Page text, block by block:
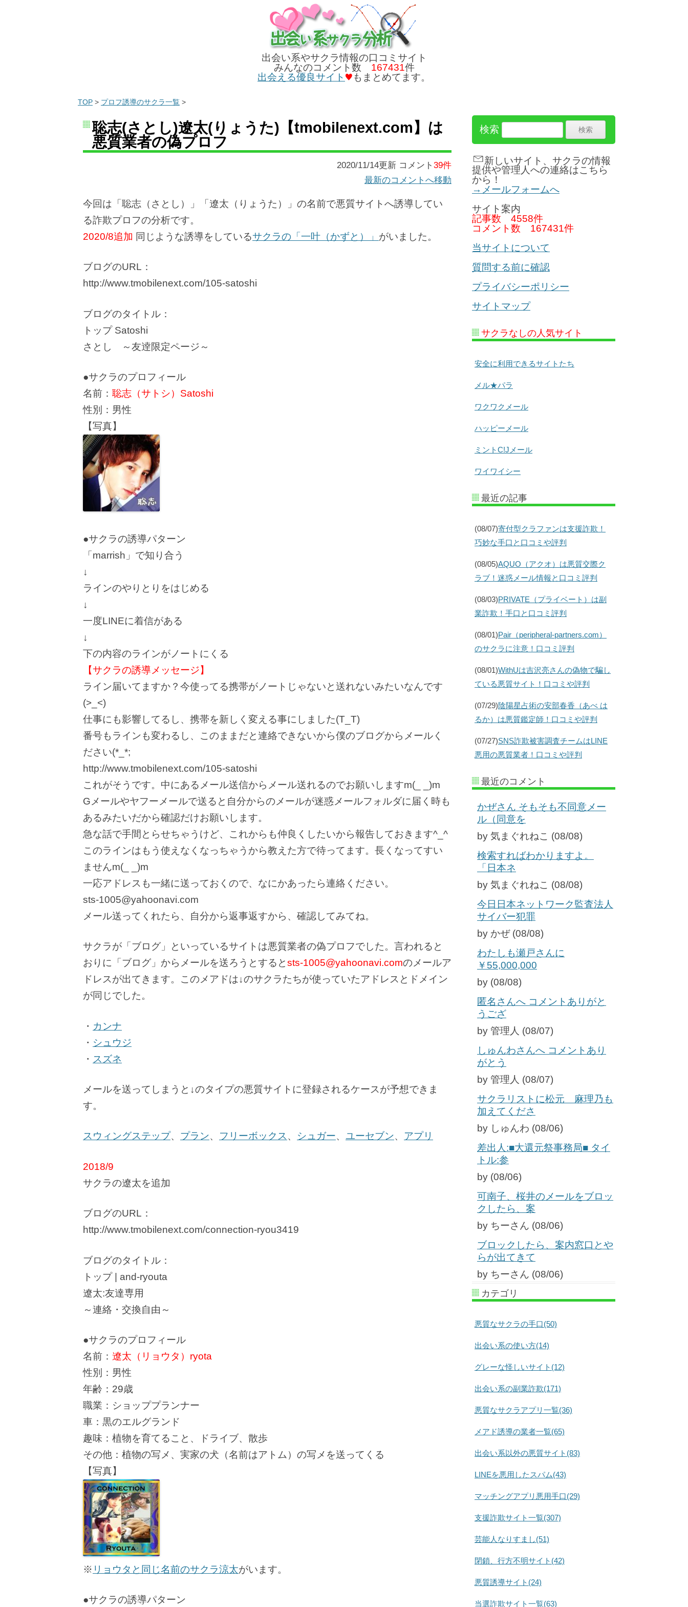
出会い系やサクラ情報の口コミサイト
みんなのコメント数 167431件
出会える優良サイト
もまとめてます。
TOP > プロフ誘導のサクラ一覧 >
聡志(さとし)遼太(りょうた)【tmobilenext.com】は
悪質業者の偽プロフ
2020/11/14更新 コメント 39件
最新のコメントへ移動
今回は「聡志（さとし）」「遼太（りょうた）」の名前で悪質サイトへ誘導してい
る詐欺プロフの分析です。
2020/8追加 同じような誘導をしているサクラの「一叶（かずと）」 がいました。
ブログのURL：
http://www.tmobilenext.com/105-satoshi
ブログのタイトル：
トップ Satoshi
さとし ～友逹限定ページ～
●サクラのプロフィール
名前： 聡志（サトシ）Satoshi
性別：男性
【写真】
●サクラの誘導パターン
「marrish」で知り合う
↓
ラインのやりとりをはじめる
↓
一度LINEに着信がある
↓
下の内容のラインがノートにくる
【サクラの誘導メッセージ】
ライン届いてますか？今使ってる携帯がノートじゃないと送れないみたいなんです
(>_<)
仕事にも影響してるし、携帯を新しく変える事にしました(T_T)
番号もラインも変わるし、このままだと連絡できないから僕のブログからメールく
ださい(*_*;
http://www.tmobilenext.com/105-satoshi
これがそうです。中にあるメール送信からメール送れるのでお願いしますm(_ _)m
Gメールやヤフーメールで送ると自分からのメールが迷惑メールフォルダに届く時も
あるみたいだから確認だけお願いします。
急な話で手間とらせちゃうけど、これからも仲良くしたいから報告しておきます^_^
このラインはもう使えなくなっちゃうから教えた方で待ってます。長くなってすい
ませんm(_ _)m
一応アドレスも一緒に送っておくので、なにかあったら連絡ください。
sts-1005@yahoonavi.com
メール送ってくれたら、自分から返事返すから、確認してみてね。
サクラが「ブログ」といっているサイトは悪質業者の偽プロフでした。言われると
おりに「ブログ」からメールを送ろうとするとsts-1005@yahoonavi.comのメールア
ドレスが出てきます。このメアドは↓のサクラたちが使っていたアドレスとドメイン
が同じでした。
・ カンナ
・ シュウジ
・ スズネ
メールを送ってしまうと↓のタイプの悪質サイトに登録されるケースが予想できま
す。
スウィングステップ、 プラン、 フリーボックス、 シュガー、 ユーセブン、 アプリ
2018/9
サクラの遼太を追加
ブログのURL：
http://www.tmobilenext.com/connection-ryou3419
ブログのタイトル：
トップ | and-ryouta
遼太:友達専用
～連絡・交換自由～
●サクラのプロフィール
名前： 遼太（リョウタ）ryota
性別：男性
年齢：29歳
職業：ショッププランナー
車：黒のエルグランド
趣味：植物を育てること、ドライブ、散歩
その他：植物の写メ、実家の犬（名前はアトム）の写メを送ってくる
【写真】
※ リョウタと同じ名前のサクラ涼太がいます。
●サクラの誘導パターン
検索
新しいサイト、サクラの情報
提供や管理人への連絡はこちら
から！
→メールフォームへ
サイト案内
記事数 4558件
コメント数 167431件
当サイトについて
質問する前に確認
プライバシーポリシー
サイトマップ
サクラなしの人気サイト
安全に利用できるサイトたち
メル★パラ
ワクワクメール
ハッピーメール
ミントC!Jメール
ワイワイシー
最近の記事
(08/07)寄付型クラファンは支援詐欺！
巧妙な手口と口コミや評判
(08/05)AQUO（アクオ）は悪質交際ク
ラブ！迷惑メール情報と口コミ評判
(08/03)PRIVATE（プライベート）は副
業詐欺！手口と口コミ評判
(08/01)Pair（peripheral-partners.com）
のサクラに注意！口コミ評判
(08/01)WithUは吉沢亮さんの偽物で騙し
ている悪質サイト！口コミや評判
(07/29)陰陽星占術の安部春香（あべ は
るか）は悪質鑑定師！口コミや評判
(07/27)SNS詐欺被害調査チームはLINE
悪用の悪質業者！口コミや評判
最近のコメント
かぜさん そもそも不同意メー
ル（同意を
by 気まぐれねこ (08/08)
検索すればわかりますよ。
「日本ネ
by 気まぐれねこ (08/08)
今日日本ネットワーク監査法人
サイバー犯罪
by かぜ (08/08)
わたしも瀬戸さんに
￥55,000,000
by (08/08)
匿名さんへ コメントありがと
うござ
by 管理人 (08/07)
しゅんわさんへ コメントあり
がとう
by 管理人 (08/07)
サクラリストに松元 麻理乃も
加えてくださ
by しゅんわ (08/06)
差出人:■大還元祭事務局■ タイ
トル:参
by (08/06)
可南子、桜井のメールをブロッ
クしたら、案
by ちーさん (08/06)
ブロックしたら、案内窓口とや
らが出てきて
by ちーさん (08/06)
カテゴリ
悪質なサクラの手口(50)
出会い系の使い方(14)
グレーな怪しいサイト(12)
出会い系の副業詐欺(171)
悪質なサクラアプリ一覧(36)
メアド誘導の業者一覧(65)
出会い系以外の悪質サイト(83)
LINEを悪用したスパム(43)
マッチングアプリ悪用手口(29)
支援詐欺サイト一覧(307)
芸能人なりすまし(51)
閉鎖、行方不明サイト(42)
悪質誘導サイト(24)
当選詐欺サイト一覧(63)